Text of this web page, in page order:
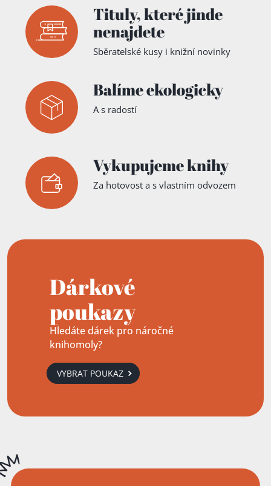
Tituly,které jinde
nenajdete
Sběratelské kusy i knižní novinky
Balíme ekologicky
A s radostí
Vykupujeme knihy
Za hotovost a s vlastním odvozem
Dárkové
poukazy
Hledáte dárek pro náročné
knihomoly?
VYBRAT POUKAZ